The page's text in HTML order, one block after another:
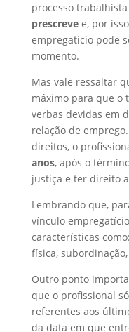
processo
prescrevee, por
empregatício pode
momento.
Mas vale ressaltar
máximo para que o
verbas devidas em
relação de
direitos, o
anos, após o
justiça e ter direito
Lembrando que,
vínculo
características
física,
Outro ponto
que o profissional
referentes aos
da data em que